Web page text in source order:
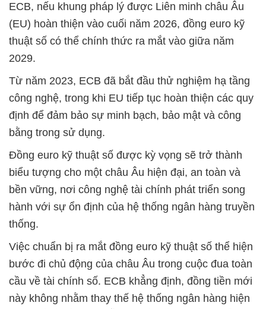
ECB, nếu khung pháp lý được Liên minh châu Âu
(EU) hoàn thiện vào cuối năm 2026, đồng euro kỹ
thuật số có thể chính thức ra mắt vào giữa năm
2029.
Từ năm 2023, ECB đã bắt đầu thử nghiệm hạ tầng
công nghệ, trong khi EU tiếp tục hoàn thiện các quy
định để đảm bảo sự minh bạch, bảo mật và công
bằng trong sử dụng.
Đồng euro kỹ thuật số được kỳ vọng sẽ trở thành
biểu tượng cho một châu Âu hiện đại, an toàn và
bền vững, nơi công nghệ tài chính phát triển song
hành với sự ổn định của hệ thống ngân hàng truyền
thống.
Việc chuẩn bị ra mắt đồng euro kỹ thuật số thể hiện
bước đi chủ động của châu Âu trong cuộc đua toàn
cầu về tài chính số. ECB khẳng định, đồng tiền mới
này không nhằm thay thế hệ thống ngân hàng hiện